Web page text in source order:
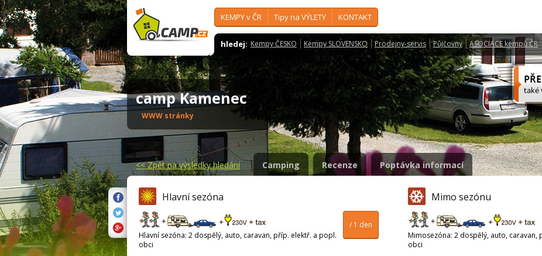
KEMPY v ČR Tipy na VÝLETY KONTAKT
hledej: Kempy ČESKO Kempy SLOVENSKO Prodejny-servis Půjčovny ASOCIACE kempů ČR
camp Kamenec
WWW stránky
<<Zpět na výsledky hledání Camping Recenze Poptávka informací
Hlavní sezóna
/ 1 den
Hlavní sezóna: 2 dospělý, auto, caravan, příp. elektř. a popl.
obci
Mimo sezónu
Mimosezóna: 2 dospělý, auto, caravan,
obci